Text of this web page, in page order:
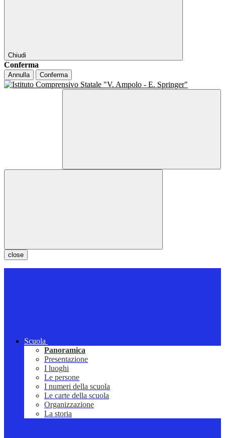
Chiudi
Conferma
Annulla Conferma
close
Scuola
Panoramica
Presentazione
I luoghi
Le persone
I numeri della scuola
Le carte della scuola
Organizzazione
La storia